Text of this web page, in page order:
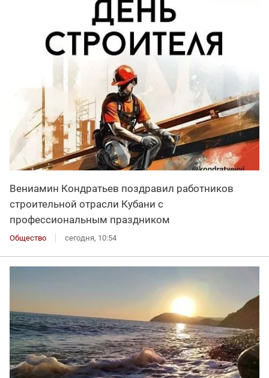
Вениамин Кондратьев поздравил работников
строительной отрасли Кубани с
профессиональным праздником
Общество сегодня, 10:54